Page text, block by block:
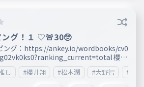
ング！１ ♡🚨30🥺
ング：https://ankey.io/wordbooks/cv0
櫻井
ング：https://ankey.io/wordbooks/csa
これ
し #櫻井翔 #松本潤 #大野智 #二